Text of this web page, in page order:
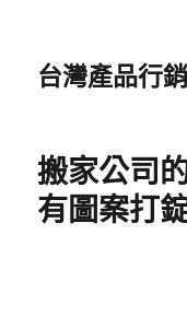
台灣產品行
搬家公司
有圖案打